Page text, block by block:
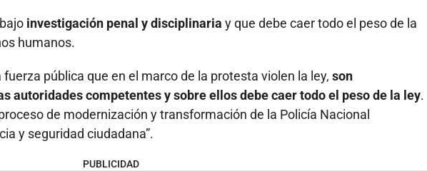
investigación penal y disciplinaria y que debe caer todo el peso de la
humanos.
pública que en el marco de la protesta violen la ley, son
autoridades competentes y sobre ellos debe caer todo el peso de la ley.
de modernización y transformación de la Policía Nacional
y seguridad ciudadana”.
PUBLICIDAD